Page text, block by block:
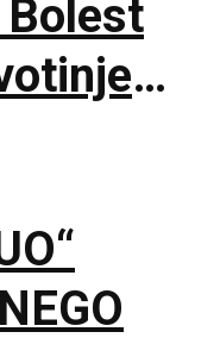
Bolest
torbare